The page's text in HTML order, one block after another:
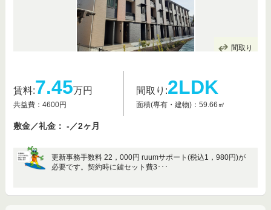
間取り
賃料:7.45万円
共益費：4600円
間取り:2LDK
面積(専有・建物)：59.66㎡
敷金／礼金： -／2ヶ月
更新事務手数料 22，000円 ruumサポート(税込1，980円)が
必要です。契約時に鍵セット費3･･･